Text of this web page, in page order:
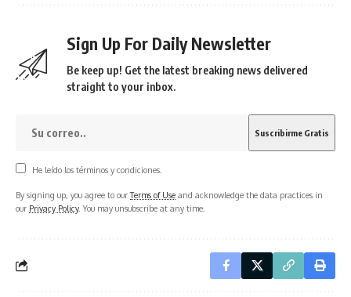
Sign Up For Daily Newsletter
Be keep up! Get the latest breaking news delivered
straight to your inbox.
He leído los términos y condiciones.
By signing up, you agree to ourTerms of Use and acknowledge the data practices in
our Privacy Policy. You may unsubscribe at any time.